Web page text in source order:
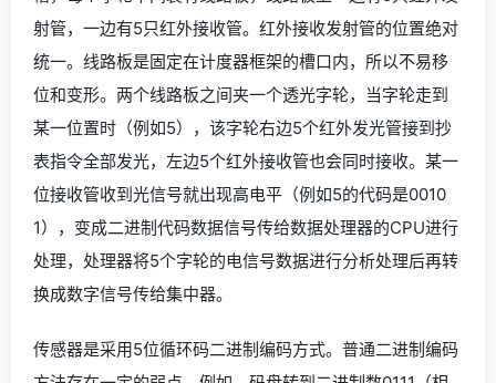
射管，一边有5只红外接收管。红外接收发射管的位置绝对
统一。线路板是固定在计度器框架的槽口内，所以不易移
位和变形。两个线路板之间夹一个透光字轮，当字轮走到
某一位置时（例如5），该字轮右边5个红外发光管接到抄
表指令全部发光，左边5个红外接收管也会同时接收。某一
位接收管收到光信号就出现高电平（例如5的代码是0010
1），变成二进制代码数据信号传给数据处理器的CPU进行
处理，处理器将5个字轮的电信号数据进行分析处理后再转
换成数字信号传给集中器。
传感器是采用5位循环码二进制编码方式。普通二进制编码